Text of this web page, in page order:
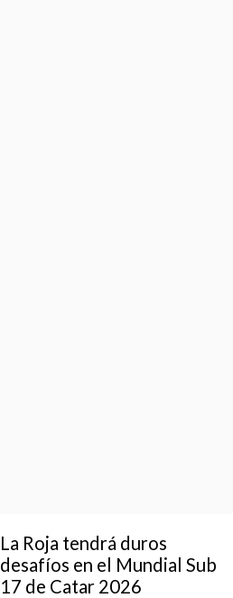
La Roja tendrá duros
desafíos en el Mundial Sub
17 de Catar 2026